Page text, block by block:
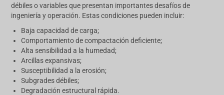
débiles o variables que presentan importantes desafíos de
ingeniería y operación. Estas condiciones pueden incluir:
Baja capacidad de carga;
Comportamiento de compactación deficiente;
Alta sensibilidad a la humedad;
Arcillas expansivas;
Susceptibilidad a la erosión;
Subgrades débiles;
Degradación estructural rápida.